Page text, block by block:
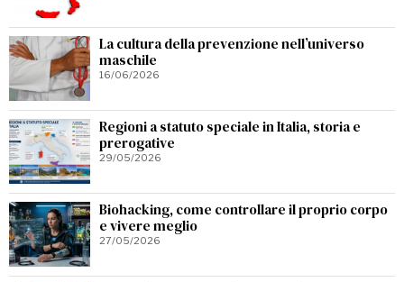
La cultura della prevenzione nell’universo
maschile
16/06/2026
Regioni a statuto speciale in Italia, storia e
prerogative
29/05/2026
Biohacking, come controllare il proprio corpo
e vivere meglio
27/05/2026